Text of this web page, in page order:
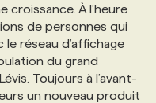
croissance. À l’heure
de personnes qui
réseau d’affichage
du grand
Toujours à l’avant-
un nouveau produit